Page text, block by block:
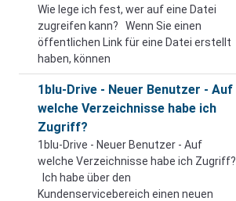
Wie lege ich fest, wer auf eine Datei
zugreifen kann? Wenn Sie einen
öffentlichen Link für eine Datei erstellt
haben, können
1blu-Drive - Neuer Benutzer - Auf
welche Verzeichnisse habe ich
Zugriff?
1blu-Drive - Neuer Benutzer - Auf
welche Verzeichnisse habe ich Zugriff?
Ich habe über den
Kundenservicebereich einen neuen